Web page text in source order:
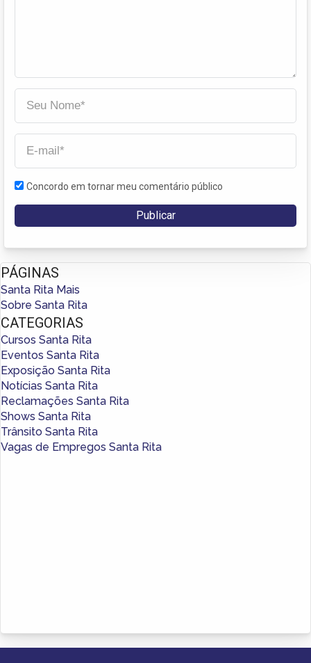
Concordo em tornar meu comentário público
PÁGINAS
Santa Rita Mais
Sobre Santa Rita
CATEGORIAS
Cursos Santa Rita
Eventos Santa Rita
Exposição Santa Rita
Notícias Santa Rita
Reclamações Santa Rita
Shows Santa Rita
Trânsito Santa Rita
Vagas de Empregos Santa Rita